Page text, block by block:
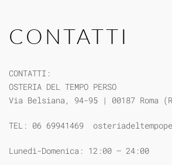
CONTATTI
CONTATTI:
OSTERIA DEL TEMPO PERSO
Via Belsiana, 94-95 | 00187 Roma
TEL: 06 69941469
Lunedì-Domenica: 12:00 – 24:00